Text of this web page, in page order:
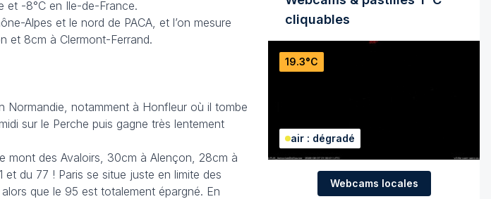
et -8°C en Ile-de-France.
Alpes et le nord de PACA, et l’on mesure
et 8cm à Clermont-Ferrand.
Normandie, notamment à Honfleur où il tombe
sur le Perche puis gagne très lentement
mont des Avaloirs, 30cm à Alençon, 28cm à
du 77 ! Paris se situe juste en limite des
que le 95 est totalement épargné. En
cliquables
19.3°C
air : dégradé
Webcams locales